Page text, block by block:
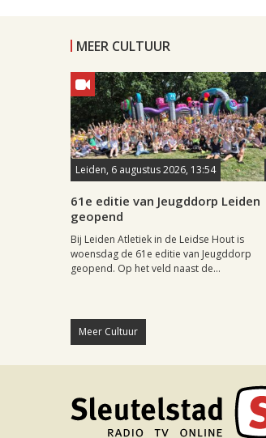
MEER CULTUUR
Leiden, 6 augustus 2026, 13:54
61e editie van Jeugddorp Leiden
geopend
Bij Leiden Atletiek in de Leidse Hout is
woensdag de 61e editie van Jeugddorp
geopend. Op het veld naast de...
Meer Cultuur